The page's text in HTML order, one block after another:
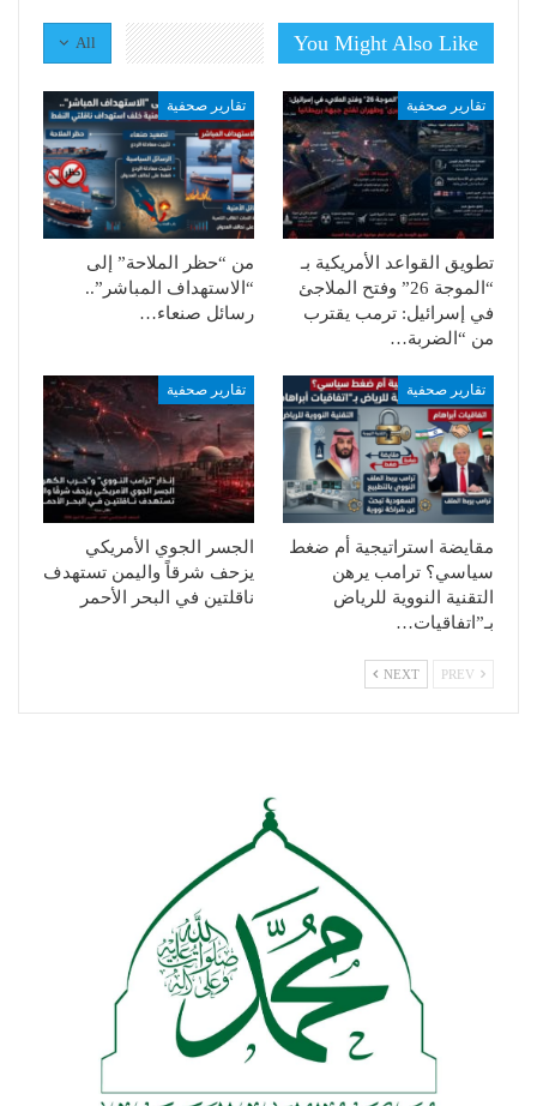
All You Might Also Like
تقارير صحفية
تطويق القواعد الأمريكية بـ
“الموجة 26” وفتح الملاجئ
في إسرائيل: ترمب يقترب
من “الضربة…
تقارير صحفية
من “حظر الملاحة” إلى
“الاستهداف المباشر”..
رسائل صنعاء…
تقارير صحفية
مقايضة استراتيجية أم ضغط
سياسي؟ ترامب يرهن
التقنية النووية للرياض
بـ”اتفاقيات…
تقارير صحفية
الجسر الجوي الأمريكي
يزحف شرقاً واليمن تستهدف
ناقلتين في البحر الأحمر
NEXT